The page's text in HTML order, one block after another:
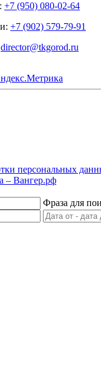
+7 (950) 080-02-64
+7 (902) 579-79-91
director@tkgorod.ru
персональных
– Вангер.рф
Фраза для